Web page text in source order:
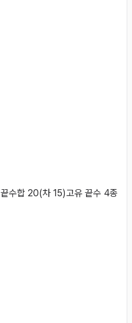
끝수합 20(차 15)고유 끝수 4종